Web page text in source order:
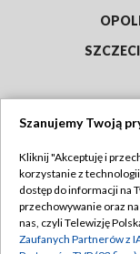
Abonament TVP
Emisja w TVP
Szanujemy Twoją
Kliknij "Akceptuję i
korzystanie z
dostęp do informacji na
przechowywanie oraz
nas, czyli Telewizję
Zaufanych Partnerów z